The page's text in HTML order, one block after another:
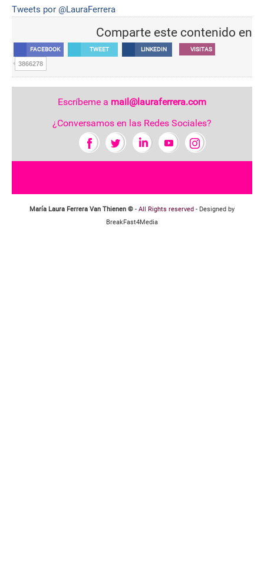
Tweets por @LauraFerrera
Comparte este contenido en
FACEBOOK TWEET LINKEDIN VISITAS
3866278
Escríbeme a mail@lauraferrera.com
¿Conversamos en las Redes Sociales?
María Laura Ferrera Van Thienen © - All Rights reserved - Designed by
BreakFast4Media